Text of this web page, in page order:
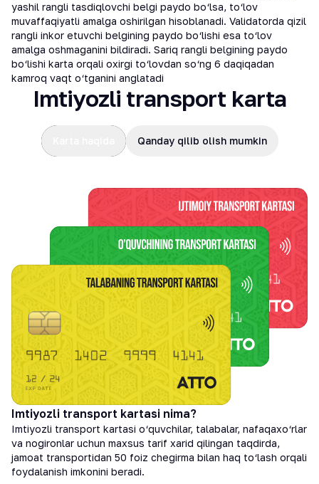
yashil rangli tasdiqlovchi belgi paydo bo‘lsa, to‘lov
muvaffaqiyatli amalga oshirilgan hisoblanadi. Validatorda qizil
rangli inkor etuvchi belgining paydo bo‘lishi esa to‘lov
amalga oshmaganini bildiradi. Sariq rangli belgining paydo
bo‘lishi karta orqali oxirgi to‘lovdan so‘ng 6 daqiqadan
kamroq vaqt o‘tganini anglatadi
Imtiyozli transport karta
Qanday qilib olish mumkin
Imtiyozli transport kartasi nima?
Imtiyozli transport kartasi o‘quvchilar, talabalar, nafaqaxo‘rlar
va nogironlar uchun maxsus tarif xarid qilingan taqdirda,
jamoat transportidan 50 foiz chegirma bilan haq to‘lash orqali
foydalanish imkonini beradi.